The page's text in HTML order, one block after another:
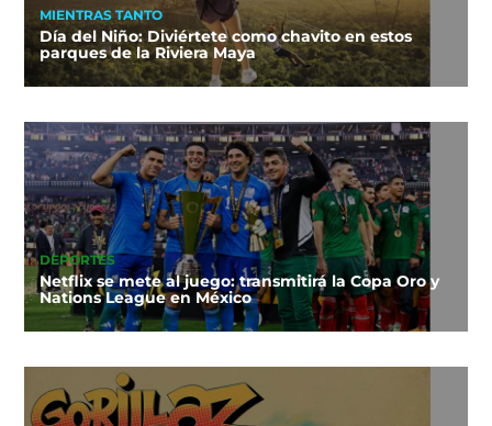
MIENTRAS TANTO
Día del Niño: Diviértete como chavito en estos
parques de la Riviera Maya
DEPORTES
Netflix se mete al juego: transmitirá la Copa Oro y
Nations League en México